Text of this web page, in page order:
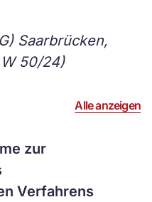
Saarbrücken,
50/24)
Alle anzeigen
zur
Verfahrens